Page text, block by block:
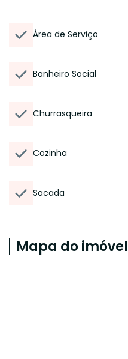
Área de Serviço
Banheiro Social
Churrasqueira
Cozinha
Sacada
Mapa do imóvel